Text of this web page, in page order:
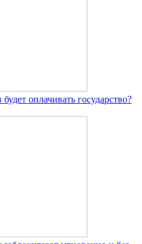
оплачивать государство?